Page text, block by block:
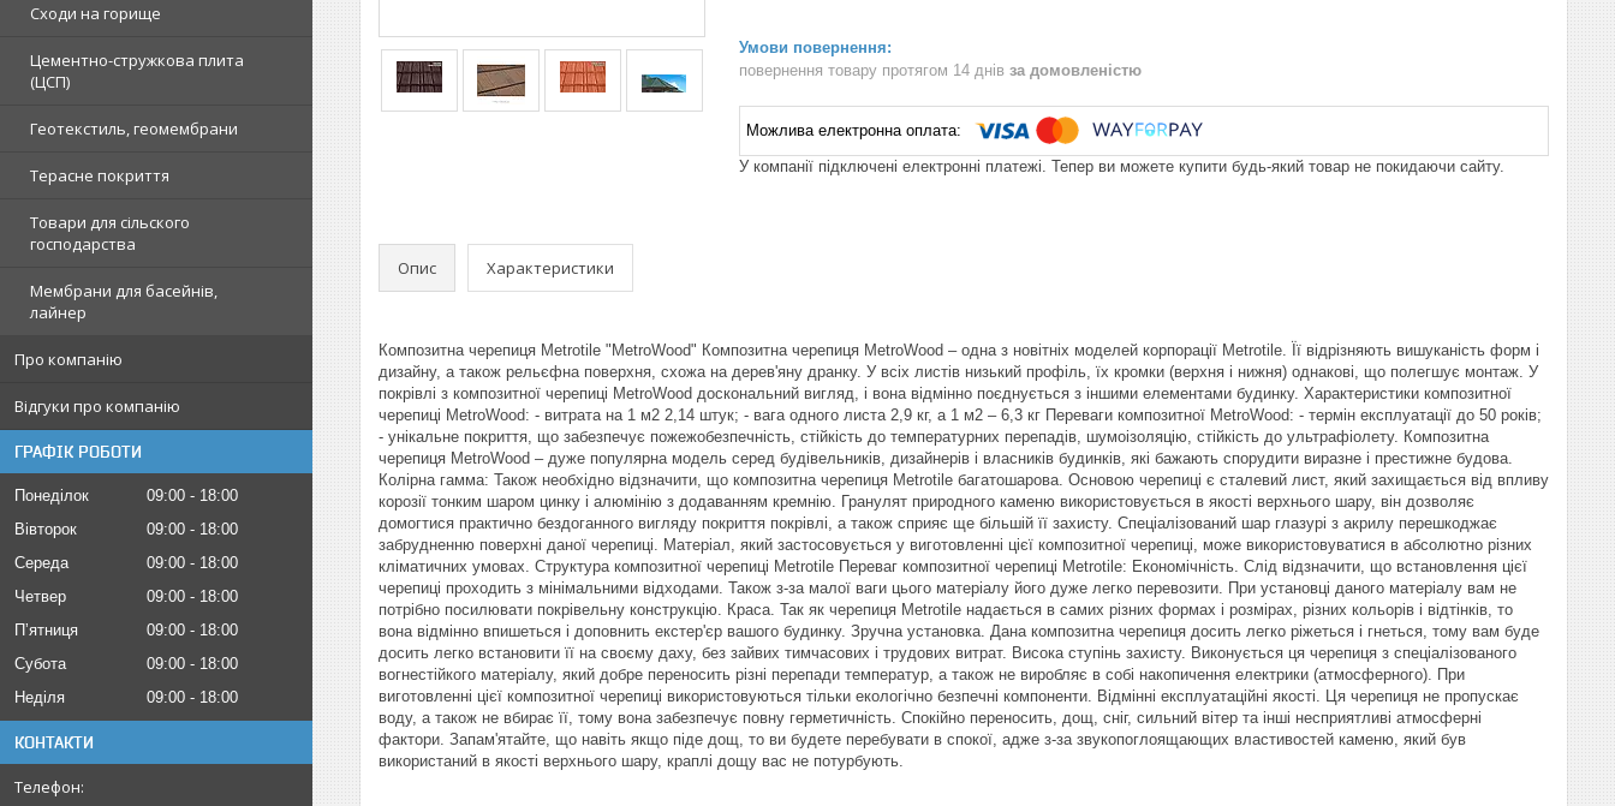
Сходи на горище
Цементно-стружкова плита
(ЦСП)
Геотекстиль, геомембрани
Терасне покриття
Товари для сільского
господарства
Мембрани для басейнів,
лайнер
Про компанію
Відгуки про компанію
ГРАФІК РОБОТИ
Понеділок 09:00
18:00
Вівторок
09:00
18:00
Середа
09:00
18:00
Четвер
09:00
18:00
Пʼятниця
09:00
18:00
Субота
09:00
18:00
Неділя
09:00 18:00
КОНТАКТИ
повернення товару протягом 14 днів за домовленістю
У компанії підключені електронні платежі. Тепер ви можете купити будь-який товар не покидаючи сайту.
Опис Характеристики
Композитна черепиця Metrotile "MetroWood" Композитна черепиця MetroWood – одна з новітніх моделей корпорації Metrotile. Її відрізняють вишуканість форм і
дизайну, а також рельєфна поверхня, схожа на дерев'яну дранку. У всіх листів низький профіль, їх кромки (верхня і нижня) однакові, що полегшує монтаж. У
покрівлі з композитної черепиці MetroWood доскональний вигляд, і вона відмінно поєднується з іншими елементами будинку. Характеристики композитної
черепиці MetroWood: - витрата на 1 м2 2,14 штук; - вага одного листа 2,9 кг, а 1 м2 – 6,3 кг Переваги композитної MetroWood: - термін експлуатації до 50 років;
- унікальне покриття, що забезпечує пожежобезпечність, стійкість до температурних перепадів, шумоізоляцію, стійкість до ультрафіолету. Композитна
черепиця MetroWood – дуже популярна модель серед будівельників, дизайнерів і власників будинків, які бажають спорудити виразне і престижне будова.
Колірна гамма: Також необхідно відзначити, що композитна черепиця Metrotile багатошарова. Основою черепиці є сталевий лист, який захищається від впливу
корозії тонким шаром цинку і алюмінію з додаванням кремнію. Гранулят природного каменю використовується в якості верхнього шару, він дозволяє
домогтися практично бездоганного вигляду покриття покрівлі, а також сприяє ще більшій її захисту. Спеціалізований шар глазурі з акрилу перешкоджає
забрудненню поверхні даної черепиці. Матеріал, який застосовується у виготовленні цієї композитної черепиці, може використовуватися в абсолютно різних
кліматичних умовах. Структура композитної черепиці Metrotile Переваг композитної черепиці Metrotile: Економічність. Слід відзначити, що встановлення цієї
черепиці проходить з мінімальними відходами. Також з-за малої ваги цього матеріалу його дуже легко перевозити. При установці даного матеріалу вам не
потрібно посилювати покрівельну конструкцію. Краса. Так як черепиця Metrotile надається в самих різних формах і розмірах, різних кольорів і відтінків, то
вона відмінно впишеться і доповнить екстер'єр вашого будинку. Зручна установка. Дана композитна черепиця досить легко ріжеться і гнеться, тому вам буде
досить легко встановити її на своєму даху, без зайвих тимчасових і трудових витрат. Висока ступінь захисту. Виконується ця черепиця з спеціалізованого
вогнестійкого матеріалу, який добре переносить різні перепади температур, а також не виробляє в собі накопичення електрики (атмосферного). При
виготовленні цієї композитної черепиці використовуються тільки екологічно безпечні компоненти. Відмінні експлуатаційні якості. Ця черепиця не пропускає
воду, а також не вбирає її, тому вона забезпечує повну герметичність. Спокійно переносить, дощ, сніг, сильний вітер та інші несприятливі атмосферні
фактори. Запам'ятайте, що навіть якщо піде дощ, то ви будете перебувати в спокої, адже з-за звукопоглоящающих властивостей каменю, який був
використаний в якості верхнього шару, краплі дощу вас не потурбують.